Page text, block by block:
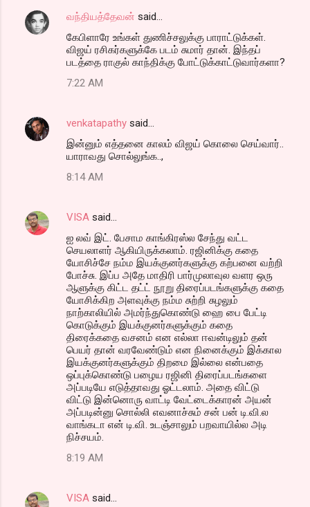
வந்தியத்தேவன் said…
கேபிளாரே உங்கள் துணிச்சலுக்கு பாராட்டுக்கள்.
விஜய் ரசிகர்களுக்கே படம் சுமார் தான். இந்தப்
படத்தை ராகுல் காந்திக்கு போட்டுக்காட்டுவார்களா?
7:22 AM
venkatapathy said…
இன்னும் எத்தனை காலம் விஜய் கொலை செய்வார்..
யாராவது சொல்லுங்க..,
8:14 AM
VISA said…
ஐ லவ் இட். பேசாம காங்கிரஸ்ல சேந்து வட்ட
செயலாளர் ஆகியிருக்கலாம். ரஜினிக்கு கதை
யோசிச்சே நம்ம இயக்குனர்களுக்கு கற்பனை வற்றி
போச்சு. இப்ப அதே மாதிரி பார்முலாவுல வளர ஒரு
ஆளுக்கு கிட்ட தட்ட் நூறு திரைப்படங்களுக்கு கதை
யோசிக்கிற அளவுக்கு நம்ம சுற்றி சுழலும்
நாற்காலியில் அமர்ந்துகொண்டு ஹை பை பேட்டி
கொடுக்கும் இயக்குனர்களுக்கும் கதை
திரைக்கதை வசனம் என எல்லா ஈவன்டிலும் தன்
பெயர் தான் வரவேண்டும் என நினைக்கும் இக்கால
இயக்குனர்களுக்கும் திறமை இல்லை என்பதை
ஒப்புக்கொண்டு பழைய ரஜினி திரைப்படங்களை
அப்படியே எடுத்தாவது ஓட்டலாம். அதை விட்டு
விட்டு இன்னொரு வாட்டி வேட்டைக்காரன் அயன்
அப்படின்னு சொல்லி எவனாச்சும் சன் பன் டி.வி.ல
வாங்கடா என் டி.வி. உடஞ்சாலும் பறவாயில்ல அடி
நிச்சயம்.
8:19 AM
VISA said…